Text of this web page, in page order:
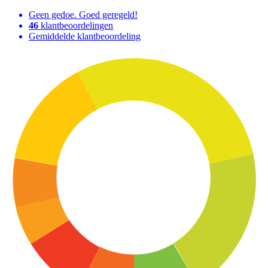
Geen gedoe. Goed geregeld!
46 klantbeoordelingen
Gemiddelde klantbeoordeling